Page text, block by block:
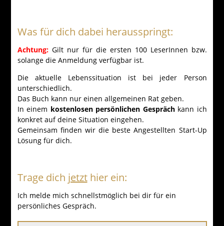
Was für dich dabei herausspringt:
Achtung:Gilt nur für die ersten 100 LeserInnen bzw.
solange die Anmeldung verfügbar ist.
Die aktuelle Lebenssituation ist bei jeder Person
unterschiedlich.
Das Buch kann nur einen allgemeinen Rat geben.
In einem kostenlosen persönlichen Gesprächkann ich
konkret auf deine Situation eingehen.
Gemeinsam finden wir die beste Angestellten Start-Up
Lösung für dich.
Trage dich jetzthier ein:
Ich melde mich schnellstmöglich bei dir für ein
persönliches Gespräch.